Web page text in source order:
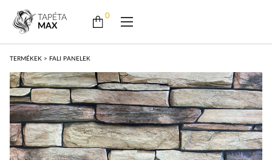
TAPÉTA
MAX
0
TERMÉKEK > FALI PANELEK